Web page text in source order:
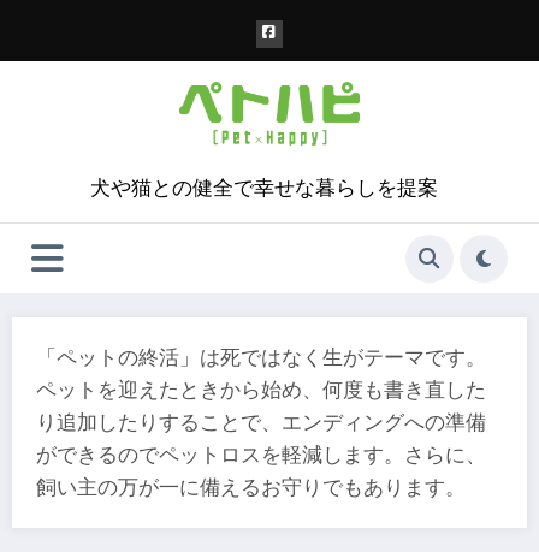
犬や猫との健全で幸せな暮らしを提案
「ペットの終活」は死ではなく生がテーマです。
ペットを迎えたときから始め、何度も書き直した
り追加したりすることで、エンディングへの準備
ができるのでペットロスを軽減します。さらに、
飼い主の万が一に備えるお守りでもあります。